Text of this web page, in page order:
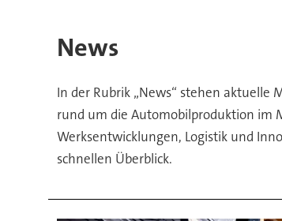
News
In der Rubrik „News“ stehen
rund um die Automobilproduktion im
Werksentwicklungen, Logistik und
schnellen Überblick.